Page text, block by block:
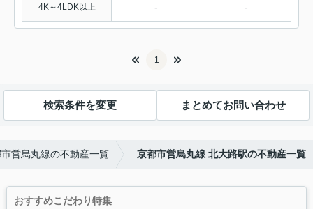
4K～4LDK以上 - -
1
検索条件を変更 まとめてお問い合わせ
営烏丸線の不動産一覧 京都市営烏丸線 北大路駅の不動産一覧
おすすめこだわり特集